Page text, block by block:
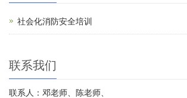
社会化消防安全培训
联系我们
联系人：邓老师、陈老师、